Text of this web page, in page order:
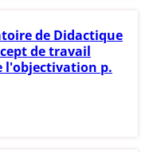
de Didactique
de travail
l'objectivation p.